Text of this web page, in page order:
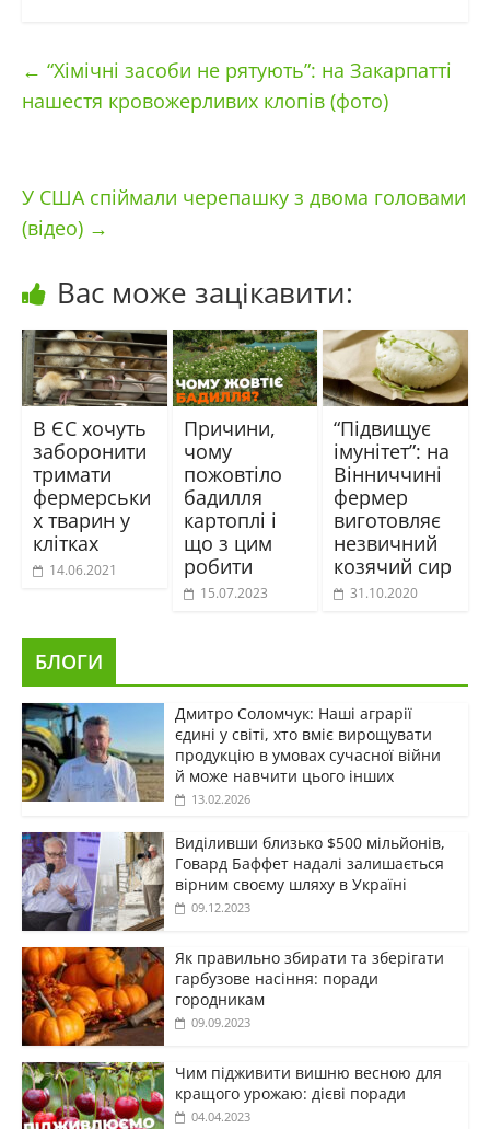
← “Хімічні засоби не рятують”: на Закарпатті
нашестя кровожерливих клопів (фото)
У США спіймали черепашку з двома головами
(відео) →
Вас може зацікавити:
В ЄС хочуть
заборонити
тримати
фермерськи
х тварин у
клітках
14.06.2021
Причини,
чому
пожовтіло
бадилля
картоплі і
що з цим
робити
15.07.2023
“Підвищує
імунітет”: на
Вінниччині
фермер
виготовляє
незвичний
козячий сир
31.10.2020
БЛОГИ
Дмитро Соломчук: Наші аграрії
єдині у світі, хто вміє вирощувати
продукцію в умовах сучасної війни
й може навчити цього інших
13.02.2026
Виділивши близько $500 мільйонів,
Говард Баффет надалі залишається
вірним своєму шляху в Україні
09.12.2023
Як правильно збирати та зберігати
гарбузове насіння: поради
городникам
09.09.2023
Чим підживити вишню весною для
кращого урожаю: дієві поради
04.04.2023